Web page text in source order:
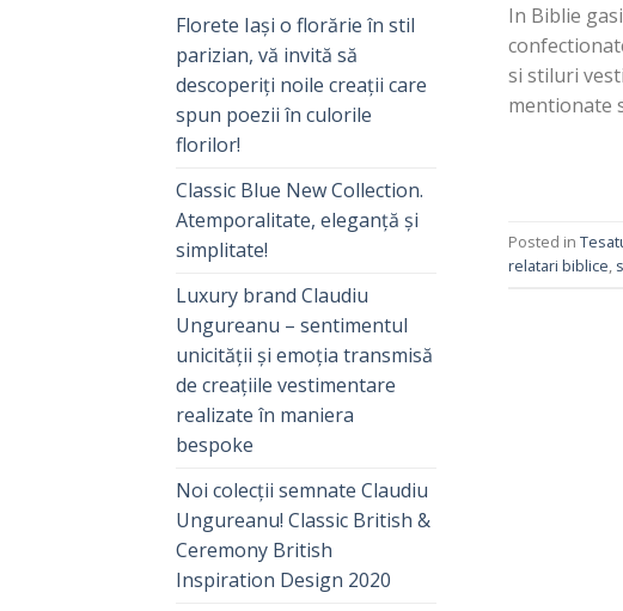
Florete Iași o florărie în stil
parizian, vă invită să
descoperiți noile creații care
spun poezii în culorile
florilor!
Classic Blue New Collection.
Atemporalitate, eleganță și
simplitate!
Luxury brand Claudiu
Ungureanu – sentimentul
unicității și emoția transmisă
de creațiile vestimentare
realizate în maniera
bespoke
Noi colecții semnate Claudiu
Ungureanu! Classic British &
Ceremony British
Inspiration Design 2020
In Biblie
si stiluri
mentionate
Posted in
relatari biblice,